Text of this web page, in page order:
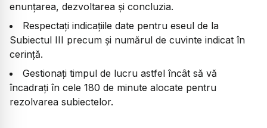
enunțarea, dezvoltarea și concluzia.
Respectați indicațiile date pentru eseul de la
Subiectul III precum și numărul de cuvinte indicat în
cerință.
Gestionați timpul de lucru astfel încât să vă
încadrați în cele 180 de minute alocate pentru
rezolvarea subiectelor.